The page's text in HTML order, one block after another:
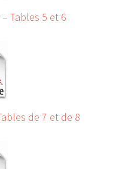
Tables 5 et 6
de 7 et de 8